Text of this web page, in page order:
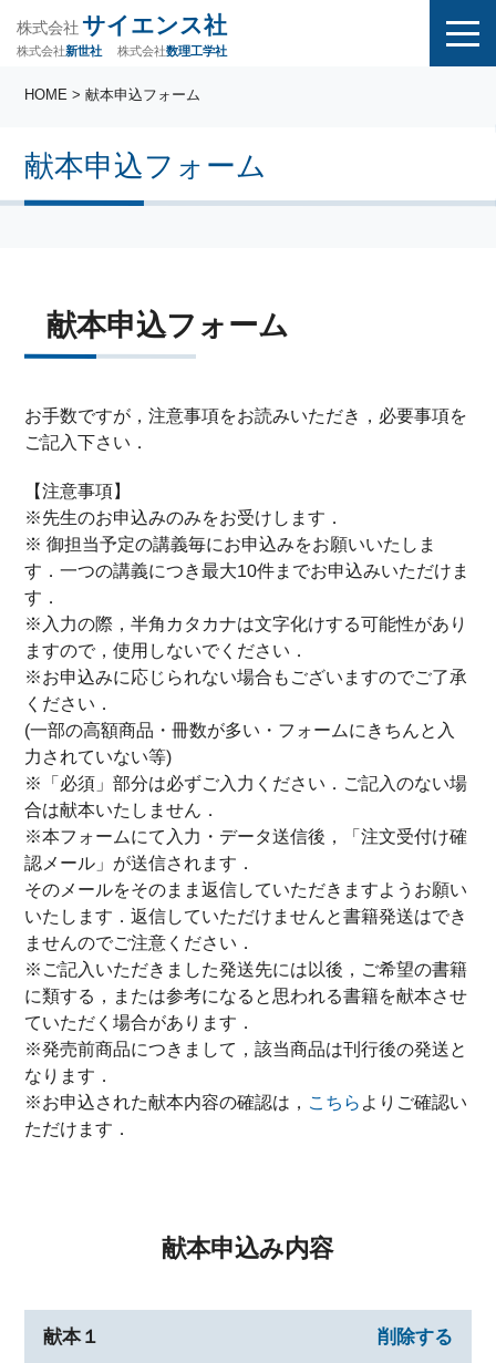
株式会社 サイエンス社
株式会社新世社 株式会社数理工学社
献本申込フォーム
HOME > 献本申込フォーム
献本申込フォーム
お手数ですが，注意事項をお読みいただき，必要事項を
ご記入下さい．
【注意事項】
※先生のお申込みのみをお受けします．
※ 御担当予定の講義毎にお申込みをお願いいたしま
す．一つの講義につき最大10件までお申込みいただけま
す．
※入力の際，半角カタカナは文字化けする可能性があり
ますので，使用しないでください．
※お申込みに応じられない場合もございますのでご了承
ください．
(一部の高額商品・冊数が多い・フォームにきちんと入
力されていない等)
※「必須」部分は必ずご入力ください．ご記入のない場
合は献本いたしません．
※本フォームにて入力・データ送信後，「注文受付け確
認メール」が送信されます．
そのメールをそのまま返信していただきますようお願い
いたします．返信していただけませんと書籍発送はでき
ませんのでご注意ください．
※ご記入いただきました発送先には以後，ご希望の書籍
に類する，または参考になると思われる書籍を献本させ
ていただく場合があります．
※発売前商品につきまして，該当商品は刊行後の発送と
なります．
※お申込された献本内容の確認は， こちら よりご確認い
ただけます．
献本申込み内容
献本１ 削除する